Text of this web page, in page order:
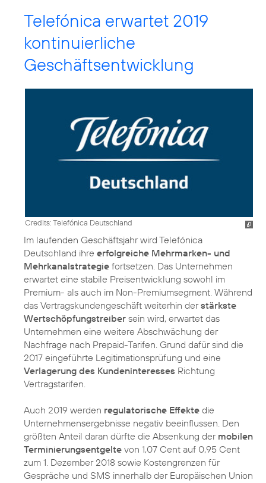
Telefónica erwartet 2019
kontinuierliche
Geschäftsentwicklung
Credits: Telefónica Deutschland
Im laufenden Geschäftsjahr wird Telefónica
Deutschland ihre erfolgreiche Mehrmarken- und
Mehrkanalstrategie fortsetzen. Das Unternehmen
erwartet eine stabile Preisentwicklung sowohl im
Premium- als auch im Non-Premiumsegment. Während
das Vertragskundengeschäft weiterhin derstärkste
Wertschöpfungstreiber sein wird, erwartet das
Unternehmen eine weitere Abschwächung der
Nachfrage nach Prepaid-Tarifen. Grund dafür sind die
2017 eingeführte Legitimationsprüfung und eine
Verlagerung des Kundeninteresses Richtung
Vertragstarifen.
Auch 2019 werden regulatorische Effekte die
Unternehmensergebnisse negativ beeinflussen. Den
größten Anteil daran dürfte die Absenkung der mobilen
Terminierungsentgelte von 1,07 Cent auf 0,95 Cent
zum 1. Dezember 2018 sowie Kostengrenzen für
Gespräche und SMS innerhalb der Europäischen Union